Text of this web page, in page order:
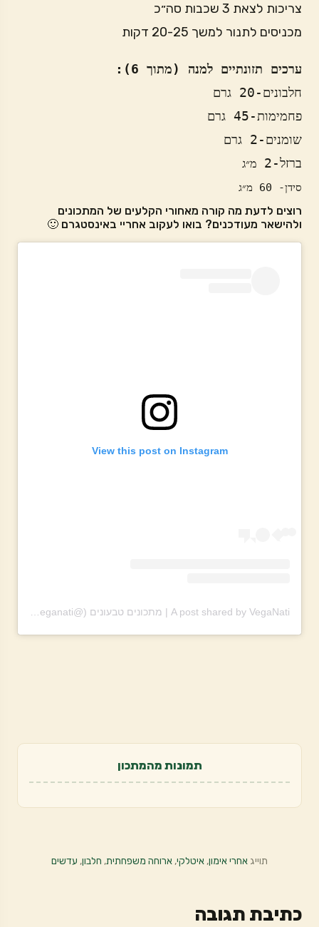
צריכות לצאת 3 שכבות סה״כ
מכניסים לתנור למשך 20-25 דקות
ערכים תזונתיים למנה (מתוך 6):
ברזל-2
מ״ג
סידן- 60 מ״ג
רוצים לדעת מה קורה מאחורי הקלעים של המתכונים
ולהישאר מעודכנים? בואו לעקוב אחריי באינסטגרם 🙂
View this post on Instagram
A post shared by VegaNati | מתכונים טבעונים (@theveganati)
תמונות מהמתכון
תוייג אחרי אימון,איטלקי,ארוחה משפחתית, חלבון, עדשים
כתיבת תגובה